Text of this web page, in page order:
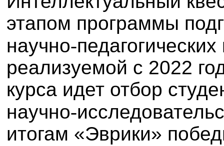
этапом программы
научно‑
реализуемой с 2022
курса идет отбор
научно‑
итогам «Эврики»